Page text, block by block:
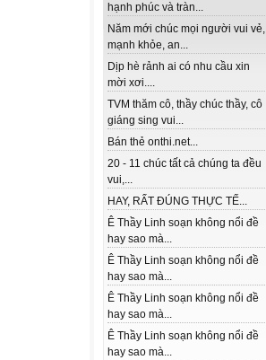
hạnh phúc và tràn...
Năm mới chúc mọi người vui vẻ,
mạnh khỏe, an...
Dịp hè rảnh ai có nhu cầu xin
mời xơi....
TVM thăm cô, thầy chúc thầy, cô
giáng sing vui...
Bán thẻ onthi.net...
20 - 11 chúc tất cả chúng ta đều
vui,...
HAY, RẤT ĐÚNG THỰC TẾ...
Ê Thầy Linh soạn không nổi đề
hay sao mà...
Ê Thầy Linh soạn không nổi đề
hay sao mà...
Ê Thầy Linh soạn không nổi đề
hay sao mà...
Ê Thầy Linh soạn không nổi đề
hay sao mà...